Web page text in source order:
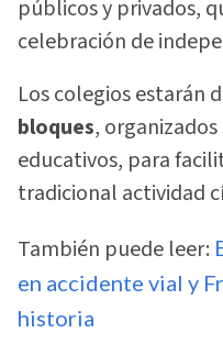
públicos y privados,
celebración de
Los colegios estarán
bloques,
educativos, para
tradicional actividad
También puede leer:
en accidente vial y
historia